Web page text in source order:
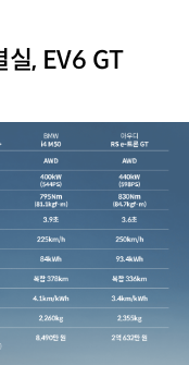
실, EV6 GT